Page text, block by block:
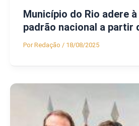
Município do Rio adere à
padrão nacional a partir
PorRedação / 18/08/2025